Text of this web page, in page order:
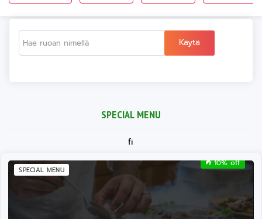
Käytä
SPECIAL MENU
fi
10% off
SPECIAL MENU